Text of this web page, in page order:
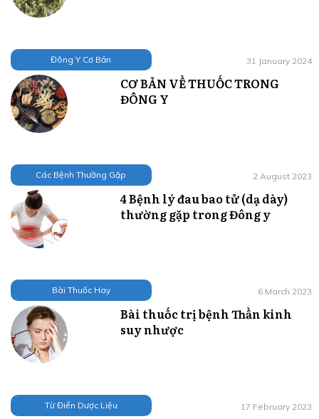
Đông Y Cơ Bản 31 January 2024
CƠ BẢN VỀ THUỐC TRONG
ĐÔNG Y
Các Bệnh Thường Gặp 2 August 2023
4 Bệnh lý đau bao tử (dạ dày)
thường gặp trong Đông y
Bài Thuốc Hay 6 March 2023
Bài thuốc trị bệnh Thần kinh
suy nhược
Từ Điển Dược Liệu 17 February 2023